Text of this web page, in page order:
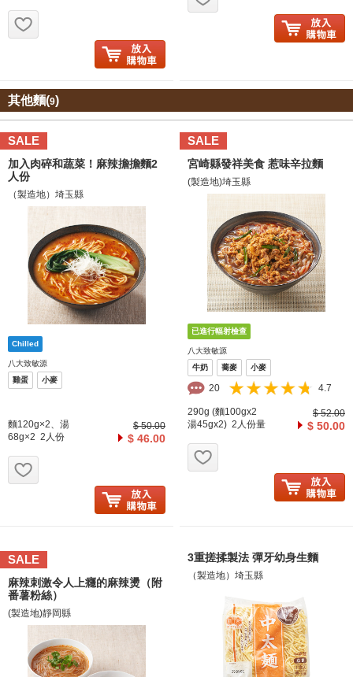
其他麵(9)
SALE
加入肉碎和蔬菜！麻辣擔擔麵2
人份
（製造地）埼玉縣
八大致敏源
雞蛋
小麥
麵120g×2、湯
68g×2 2人份
$ 50.00
$ 46.00
SALE
宮崎縣發祥美食 惹味辛拉麵
(製造地)埼玉縣
八大致敏源
牛奶
蕎麥 小麥
20 4.7
290g (麵100gx2
湯45gx2) 2人份量
$ 52.00
$ 50.00
SALE
麻辣刺激令人上癮的麻辣燙（附
番薯粉絲）
(製造地)靜岡縣
3重搓揉製法 彈牙幼身生麵
（製造地）埼玉縣